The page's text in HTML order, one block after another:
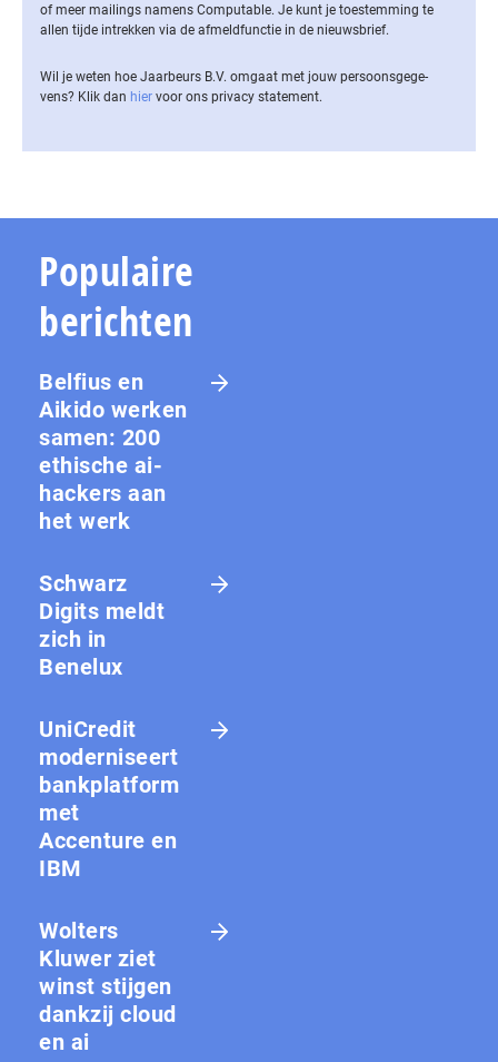
of meer mailings namens Computable. Je kunt je toestemming te
allen tijde intrekken via de af­meld­func­tie in de nieuwsbrief.
Wil je weten hoe Jaarbeurs B.V. omgaat met jouw per­soons­ge­ge­
vens? Klik dan hier voor ons privacy statement.
Populaire
berichten
Belfius en
Aikido werken
samen: 200
ethische ai-
hackers aan
het werk
Schwarz
Digits meldt
zich in
Benelux
UniCredit
moderniseert
bankplatform
met
Accenture en
IBM
Wolters
Kluwer ziet
winst stijgen
dankzij cloud
en ai